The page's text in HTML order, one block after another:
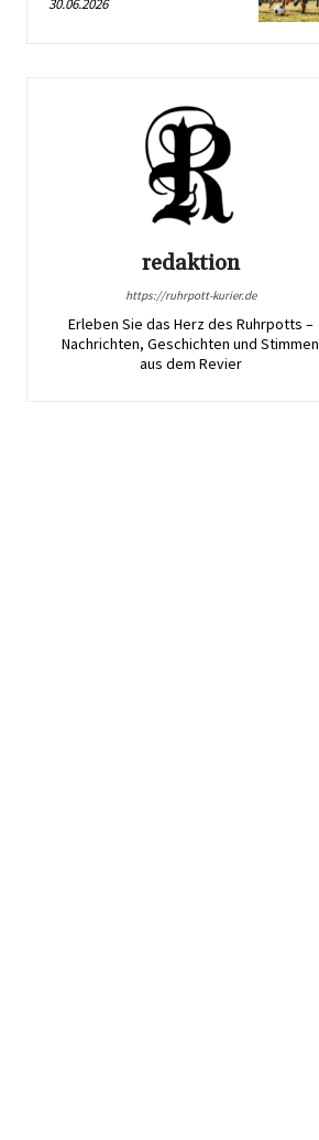
30.06.2026
redaktion
https://ruhrpott-kurier.de
Erleben Sie das Herz des Ruhrpotts –
Nachrichten, Geschichten und Stimmen
aus dem Revier